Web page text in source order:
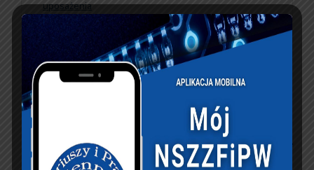
uposażenia
zasadniczego f-szy
SW.
KSIĘGA GOŚCI: